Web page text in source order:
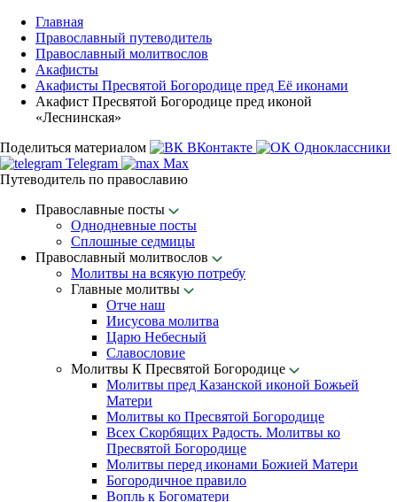
Главная
Православный путеводитель
Православный молитвослов
Акафисты
Акафисты Пресвятой Богородице пред Её иконами
Акафист Пресвятой Богородице пред иконой
«Леснинская»
Поделиться материалом
ВКонтакте
Одноклассники
Telegram
Max
Путеводитель по православию
Православные посты
Однодневные посты
Сплошные седмицы
Православный молитвослов
Молитвы на всякую потребу
Главные молитвы
Отче наш
Иисусова молитва
Царю Небесный
Славословие
Молитвы К Пресвятой Богородице
Молитвы пред Казанской иконой Божьей
Матери
Молитвы ко Пресвятой Богородице
Всех Скорбящих Радость. Молитвы ко
Пресвятой Богородице
Молитвы перед иконами Божией Матери
Богородичное правило
Вопль к Богоматери